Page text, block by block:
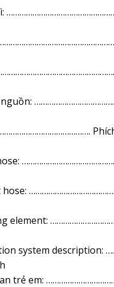
nguồn:
hose:
element:
system description:
trẻ em: